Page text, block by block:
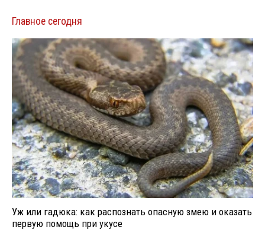
Главное сегодня
Уж или гадюка: как распознать опасную змею и оказать
первую помощь при укусе